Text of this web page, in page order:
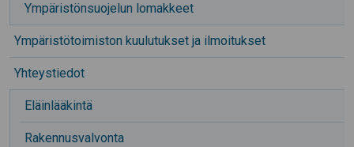
Ympäristönsuojelun lomakkeet
Ympäristötoimiston kuulutukset ja ilmoitukset
Yhteystiedot
Eläinlääkintä
Rakennusvalvonta